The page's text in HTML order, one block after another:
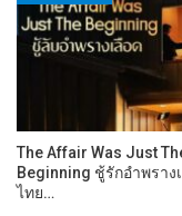
The Affair Was Just
Beginning ชู้รักอำพราง
ไทย…